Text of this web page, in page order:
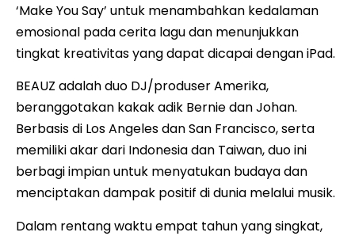
‘Make You Say’ untuk menambahkan kedalaman
emosional pada cerita lagu dan menunjukkan
tingkat kreativitas yang dapat dicapai dengan iPad.
BEAUZ adalah duo DJ/produser Amerika,
beranggotakan kakak adik Bernie dan Johan.
Berbasis di Los Angeles dan San Francisco, serta
memiliki akar dari Indonesia dan Taiwan, duo ini
berbagi impian untuk menyatukan budaya dan
menciptakan dampak positif di dunia melalui musik.
Dalam rentang waktu empat tahun yang singkat,